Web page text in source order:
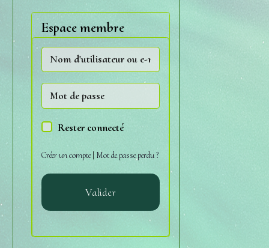
Espace membre
Rester connecté
Créer un compte| Mot de passe perdu ?
Valider